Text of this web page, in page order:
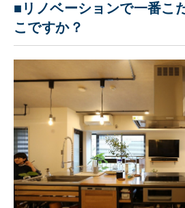
■リノベーションで一番こ
こですか？